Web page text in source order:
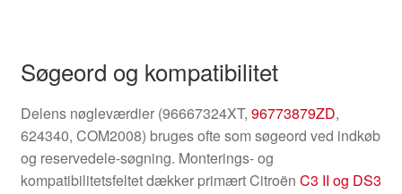
Søgeord og kompatibilitet
Delens nøgleværdier (96667324XT, 96773879ZD,
624340, COM2008) bruges ofte som søgeord ved indkøb
og reservedele-søgning. Monterings- og
kompatibilitetsfeltet dækker primært Citroën C3 II og DS3